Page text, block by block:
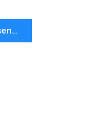
Messenger